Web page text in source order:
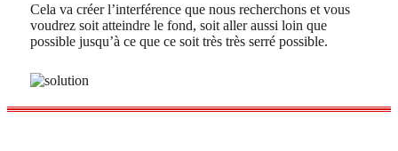
Cela va créer l’interférence que nous recherchons et vous
voudrez soit atteindre le fond, soit aller aussi loin que
possible jusqu’à ce que ce soit très très serré possible.